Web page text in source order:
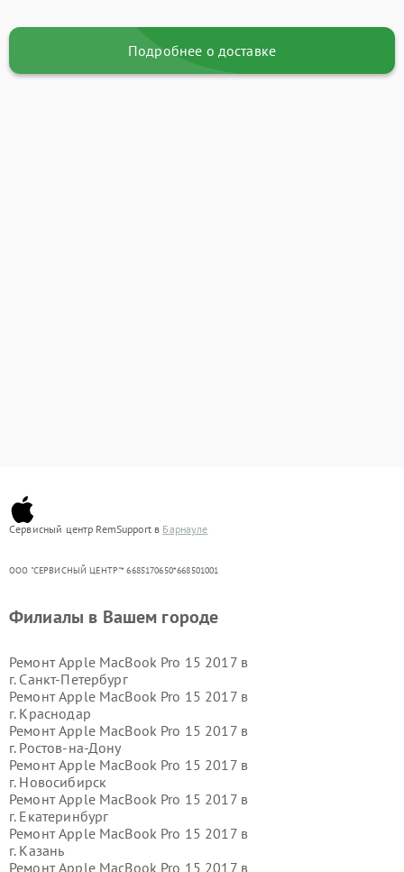
Подробнее о доставке
Сервисный центр RemSupport в Барнауле
ООО "СЕРВИСНЫЙ ЦЕНТР"* 6685170650*668501001
Филиалы в Вашем городе
Ремонт Apple MacBook Pro 15 2017 в
г. Санкт-Петербург
Ремонт Apple MacBook Pro 15 2017 в
г. Краснодар
Ремонт Apple MacBook Pro 15 2017 в
г. Ростов-на-Дону
Ремонт Apple MacBook Pro 15 2017 в
г. Новосибирск
Ремонт Apple MacBook Pro 15 2017 в
г. Екатеринбург
Ремонт Apple MacBook Pro 15 2017 в
г. Казань
Ремонт Apple MacBook Pro 15 2017 в